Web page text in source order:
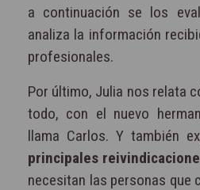
a continuación se los
analiza la información
profesionales.
Por último, Julia nos relata
todo, con el nuevo
llama Carlos. Y también
principales
necesitan las personas que